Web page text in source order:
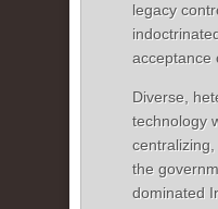
legacy
acceptance
Diverse,
technology
the
dominated